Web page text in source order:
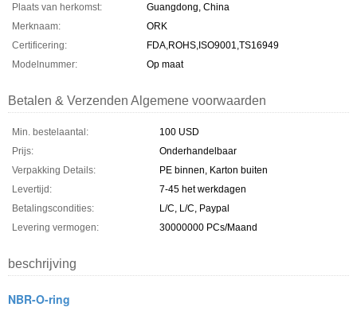
Plaats van herkomst:
Guangdong, China
Merknaam:
ORK
Certificering:
FDA,ROHS,ISO9001,TS16949
Modelnummer:
Op maat
Betalen & Verzenden Algemene voorwaarden
Min. bestelaantal:
100 USD
Prijs:
Onderhandelbaar
Verpakking Details:
PE binnen, Karton buiten
Levertijd:
7-45 het werkdagen
Betalingscondities:
L/C, L/C, Paypal
Levering vermogen:
30000000 PCs/Maand
beschrijving
NBR-O-ring